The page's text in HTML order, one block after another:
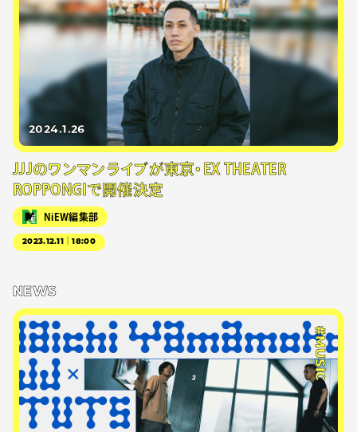
2024.1.26
JJJのワンマンライブが東京・EX THEATER
ROPPONGIで開催決定
NiEW編集部
2023.12.11｜18:00
NEWS
#MUSIC